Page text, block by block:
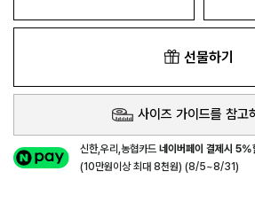
선물하기
사이즈 가이드를 참고
신한,우리,농협카드네이버페이 결제시 5%
(10만원이상 최대 8천원) (8/5~8/31)